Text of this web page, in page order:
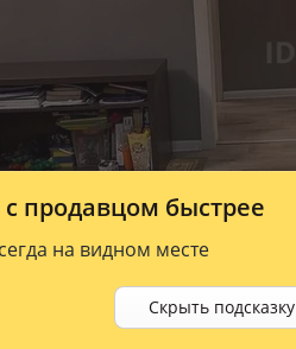
продавцом быстрее
на видном месте
Скрыть подсказку